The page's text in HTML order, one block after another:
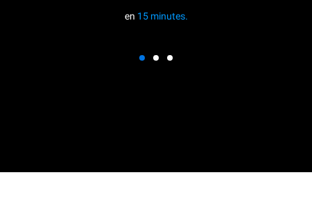
en 15 minutes.